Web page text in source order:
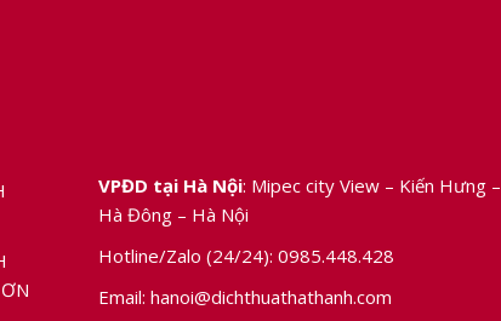
VPĐD tại Hà Nội: Mipec city View – Kiến Hưng –
Hà Đông – Hà Nội
Hotline/Zalo (24/24): 0985.448.428
Email: hanoi@dichthuathathanh.com